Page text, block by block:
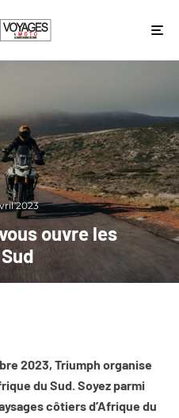
2023
ouvre les
2023, Triumph organise
du Sud. Soyez parmi
côtiers d’Afrique du